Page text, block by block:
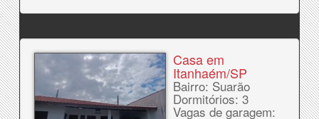
Casa em
Itanhaém/SP
Bairro: Suarão
Dormitórios: 3
Vagas de garagem: